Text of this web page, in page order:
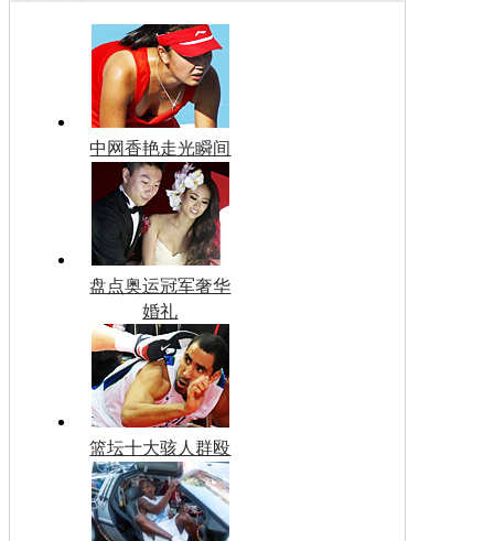
中网香艳走光瞬间
盘点奥运冠军奢华
婚礼
篮坛十大骇人群殴